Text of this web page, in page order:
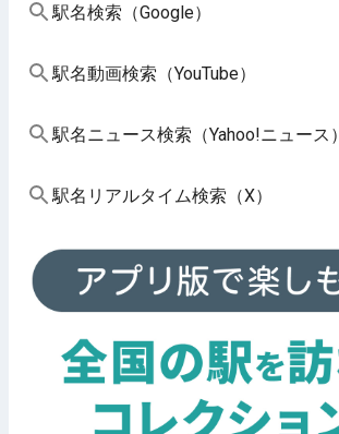
駅名検索（Google）
駅名動画検索（YouTube）
駅名ニュース検索（Yahoo!ニュース）
駅名リアルタイム検索（X）